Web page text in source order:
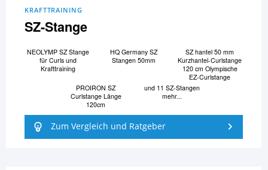
KRAFTTRAINING
SZ-Stange
NEOLYMP SZ Stange
für Curls und
Krafttraining
HQ Germany SZ
Stangen 50mm
SZ hantel 50 mm
Kurzhantel-Curlstange
120 cm Olympische
EZ-Curlstange
PROIRON SZ
Curlstange Länge
120cm
und 11 SZ-Stangen
mehr...
Zum Vergleich und Ratgeber